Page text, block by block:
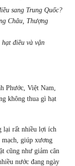
sang Trung Quốc?
Châu, Thượng
điều và vận
Phước, Việt Nam,
không thua gì hạt
lại rất nhiều lợi ích
giúp xương
cũng như giảm cân
nước đang ngày